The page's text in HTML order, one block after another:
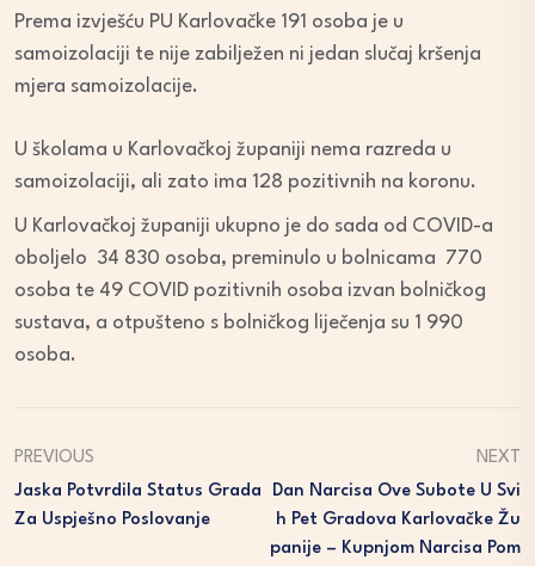
Prema izvješću PU Karlovačke 191 osoba je u
samoizolaciji te nije zabilježen ni jedan slučaj kršenja
mjera samoizolacije.
U školama u Karlovačkoj županiji nema razreda u
samoizolaciji, ali zato ima 128 pozitivnih na koronu.
U Karlovačkoj županiji ukupno je do sada od COVID-a
oboljelo 34 830 osoba, preminulo u bolnicama 770
osoba te 49 COVID pozitivnih osoba izvan bolničkog
sustava, a otpušteno s bolničkog liječenja su 1 990
osoba.
PREVIOUS
Jaska Potvrdila Status Grada
Za Uspješno Poslovanje
NEXT
Dan Narcisa Ove Subote U Svi
H Pet Gradova Karlovačke Žu
Panije – Kupnjom Narcisa Pom